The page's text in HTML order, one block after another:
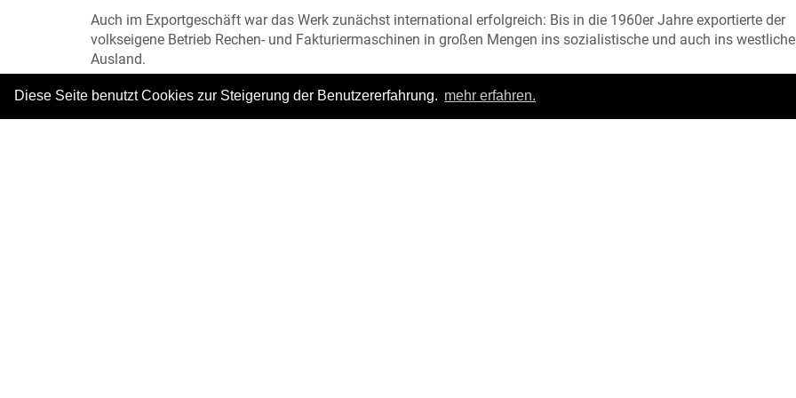
Diese Seite benutzt Cookies zur Steigerung der Benutzererfahrung. mehr erfahren.
Auch im Exportgeschäft war das Werk zunächst international erfolgreich: Bis in die 1960er Jahre exportierte der
volkseigene Betrieb Rechen- und Fakturiermaschinen in großen Mengen ins sozialistische und auch ins westliche
Ausland.
Erst mit dem Einzug der Elektronik und Mikroelektronik veränderte sich die Marktsituation. Die hohe
technologischen Entwicklung, die Schwächen der sozialistischen Planwirtschaft aber auch die Isolation der DDR